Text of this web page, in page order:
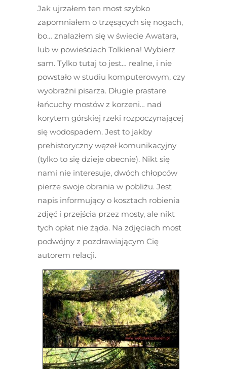
Jak ujrzałem ten most szybko
zapomniałem o trzęsących się nogach,
bo… znalazłem się w świecie Awatara,
lub w powieściach Tolkiena! Wybierz
sam. Tylko tutaj to jest… realne, i nie
powstało w studiu komputerowym, czy
wyobraźni pisarza. Długie prastare
łańcuchy mostów z korzeni… nad
korytem górskiej rzeki rozpoczynającej
się wodospadem. Jest to jakby
prehistoryczny węzeł komunikacyjny
(tylko to się dzieje obecnie). Nikt się
nami nie interesuje, dwóch chłopców
pierze swoje obrania w pobliżu. Jest
napis informujący o kosztach robienia
zdjęć i przejścia przez mosty, ale nikt
tych opłat nie żąda. Na zdjęciach most
podwójny z pozdrawiającym Cię
autorem relacji.